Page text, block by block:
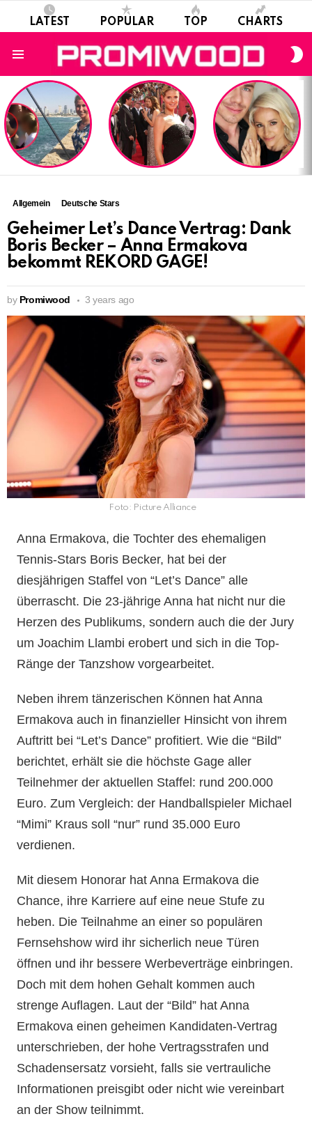
LATEST POPULAR TOP CHARTS
LATEST
STORIES
Allgemein Deutsche Stars
Geheimer Let’s Dance Vertrag: Dank
Boris Becker – Anna Ermakova
bekommt REKORD GAGE!
by Promiwood 3 years ago
Foto: Picture Alliance
Anna Ermakova, die Tochter des ehemaligen
Tennis-Stars Boris Becker, hat bei der
diesjährigen Staffel von “Let’s Dance” alle
überrascht. Die 23-jährige Anna hat nicht nur die
Herzen des Publikums, sondern auch die der Jury
um Joachim Llambi erobert und sich in die Top-
Ränge der Tanzshow vorgearbeitet.
Neben ihrem tänzerischen Können hat Anna
Ermakova auch in finanzieller Hinsicht von ihrem
Auftritt bei “Let’s Dance” profitiert. Wie die “Bild”
berichtet, erhält sie die höchste Gage aller
Teilnehmer der aktuellen Staffel: rund 200.000
Euro. Zum Vergleich: der Handballspieler Michael
“Mimi” Kraus soll “nur” rund 35.000 Euro
verdienen.
Mit diesem Honorar hat Anna Ermakova die
Chance, ihre Karriere auf eine neue Stufe zu
heben. Die Teilnahme an einer so populären
Fernsehshow wird ihr sicherlich neue Türen
öffnen und ihr bessere Werbeverträge einbringen.
Doch mit dem hohen Gehalt kommen auch
strenge Auflagen. Laut der “Bild” hat Anna
Ermakova einen geheimen Kandidaten-Vertrag
unterschrieben, der hohe Vertragsstrafen und
Schadensersatz vorsieht, falls sie vertrauliche
Informationen preisgibt oder nicht wie vereinbart
an der Show teilnimmt.